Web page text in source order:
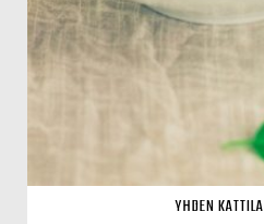
YHDEN